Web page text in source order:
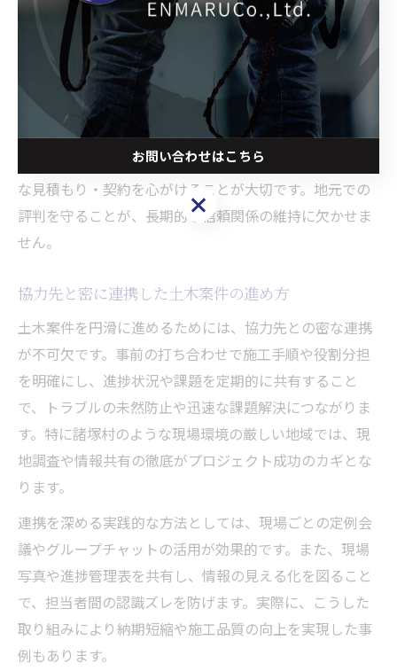
ば、台風や豪雨など自然災害時の緊急対応ができる体制
や、地域行事・ボランティア活動への積極参加も信頼獲
得につながります。こうした日常的な地域貢献の積み重
ねが、案件紹介やリピート受注に直結します。
注意点としては、過度な安請け合いによる品質低下や納
期遅延を避けるため、業務範囲や条件を明確にし、適正
な見積もり・契約を心がけることが大切です。地元での
評判を守ることが、長期的な信頼関係の維持に欠かせま
せん。
協力先と密に連携した土木案件の進め方
土木案件を円滑に進めるためには、協力先との密な連携
が不可欠です。事前の打ち合わせで施工手順や役割分担
を明確にし、進捗状況や課題を定期的に共有すること
で、トラブルの未然防止や迅速な課題解決につながりま
す。特に諸塚村のような現場環境の厳しい地域では、現
地調査や情報共有の徹底がプロジェクト成功のカギとな
ります。
連携を深める実践的な方法としては、現場ごとの定例会
議やグループチャットの活用が効果的です。また、現場
写真や進捗管理表を共有し、情報の見える化を図ること
で、担当者間の認識ズレを防げます。実際に、こうした
取り組みにより納期短縮や施工品質の向上を実現した事
例もあります。
お問い合わせはこちら
お問い合わせはこちら